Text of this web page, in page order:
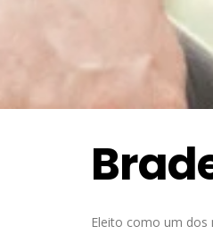
Eleito como um dos